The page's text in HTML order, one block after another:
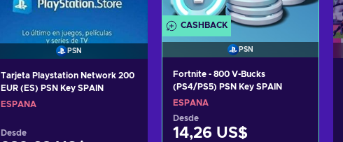
PSN
Tarjeta Playstation Network 200
EUR (ES) PSN Key SPAIN
ESPAÑA
Desde
CASHBACK
PSN
Fortnite - 800 V-Bucks
(PS4/PS5) PSN Key SPAIN
ESPAÑA
Desde
14,26 US$